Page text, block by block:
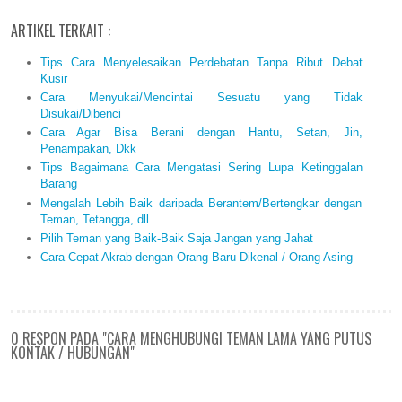
ARTIKEL TERKAIT :
Tips Cara Menyelesaikan Perdebatan Tanpa Ribut Debat
Kusir
Cara Menyukai/Mencintai Sesuatu yang Tidak
Disukai/Dibenci
Cara Agar Bisa Berani dengan Hantu, Setan, Jin,
Penampakan, Dkk
Tips Bagaimana Cara Mengatasi Sering Lupa Ketinggalan
Barang
Mengalah Lebih Baik daripada Berantem/Bertengkar dengan
Teman, Tetangga, dll
Pilih Teman yang Baik-Baik Saja Jangan yang Jahat
Cara Cepat Akrab dengan Orang Baru Dikenal / Orang Asing
0 RESPON PADA "CARA MENGHUBUNGI TEMAN LAMA YANG PUTUS
KONTAK / HUBUNGAN"